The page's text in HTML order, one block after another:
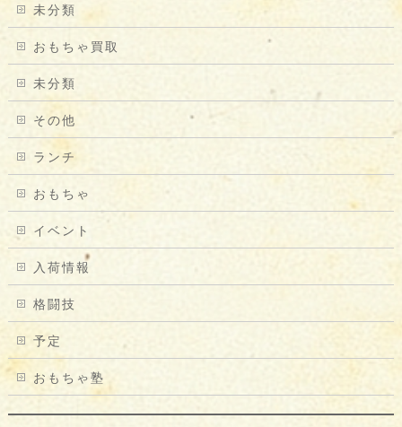
未分類
おもちゃ買取
未分類
その他
ランチ
おもちゃ
イベント
入荷情報
格闘技
予定
おもちゃ塾